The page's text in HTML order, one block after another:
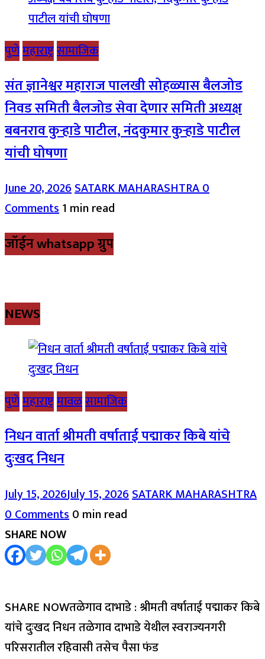
पुणेमहाराष्ट्रसामाजिक
संत ज्ञानेश्वर महाराज पालखी सोहळ्यास बैलजोड
निवड समिती बैलजोड सेवा देणार समिती अध्यक्ष
बबनराव कुऱ्हाडे पाटील, नंदकुमार कुऱ्हाडे पाटील
यांची घोषणा
June 20, 2026SATARK MAHARASHTRA0
Comments1 min read
जॉईन whatsapp ग्रुप
NEWS
पुणेमहाराष्ट्रमावळसामाजिक
निधन वार्ता श्रीमती वर्षाताई पद्माकर किबे यांचे
दुःखद निधन
July 15, 2026July 15, 2026SATARK MAHARASHTRA
0 Comments0 min read
SHARE NOW
SHARE NOWतळेगाव दाभाडे : श्रीमती वर्षाताई पद्माकर किबे
यांचे दुःखद निधन तळेगाव दाभाडे येथील स्वराज्यनगरी
परिसरातील रहिवासी तसेच पैसा फंड